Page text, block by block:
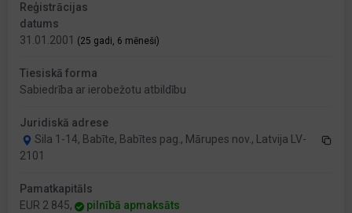
Reģistrācijas
datums
31.01.2001 (25 gadi, 6 mēneši)
Tiesiskā forma
Sabiedrība ar ierobežotu atbildību
Juridiskā adrese
Sila 1-14, Babīte, Babītes pag., Mārupes nov., Latvija LV-
2101
Pamatkapitāls
EUR 2 845,
pilnībā apmaksāts